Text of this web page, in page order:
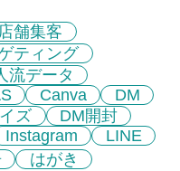
店舗集客
ティング
流データ
Canva
DM
ズ
DM開封
Instagram
LINE
はがき